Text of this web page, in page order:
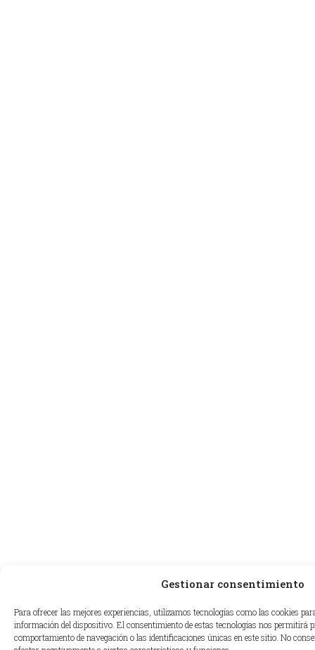
Gestionar consentimiento
Para ofrecer las mejores experiencias, utilizamos tecnologías como las cookies
información del dispositivo. El consentimiento de estas tecnologías nos permitirá
comportamiento de navegación o las identificaciones únicas en este sitio. No